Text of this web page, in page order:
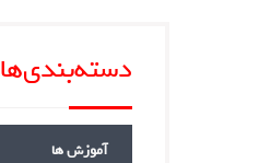
دسته‌بندی‌ها
آموزش ها